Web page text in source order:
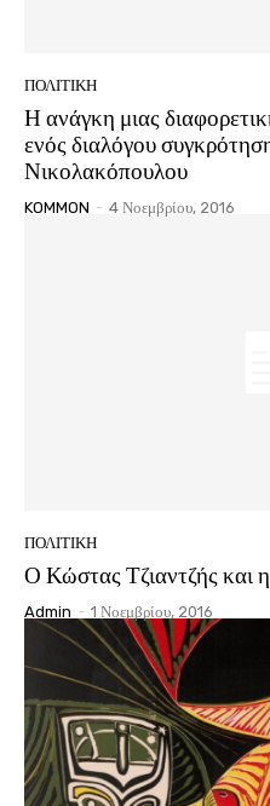
ΠΟΛΙΤΙΚΗ
Η ανάγκη μιας
ενός διαλόγου
Νικολακόπουλου
KOMMON - 4 Νοεμβρίου, 2016
ΠΟΛΙΤΙΚΗ
Ο Κώστας Τζιαντζής και
Admin - 1 Νοεμβρίου, 2016